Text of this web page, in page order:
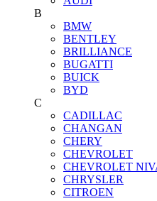
B
BMW
BENTLEY
BRILLIANCE
BUGATTI
BUICK
BYD
C
CADILLAC
CHANGAN
CHERY
CHEVROLET
CHEVROLET
CHRYSLER
CITROEN